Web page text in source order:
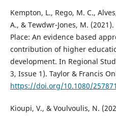
Kempton, L., Rego, M. C.,
A., & Tewdwr-Jones, M.
Place: An evidence based
contribution of higher
development. In Regional
3, Issue 1). Taylor & Francis
https://doi.org/10.1080/
Kioupi, V., & Voulvoulis, N.